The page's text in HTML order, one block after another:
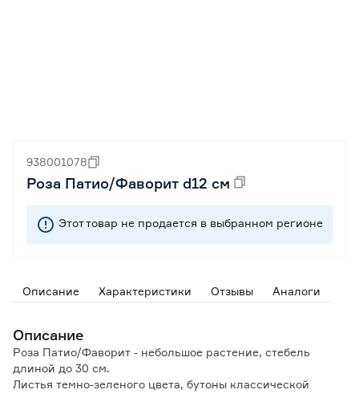
938001078
Роза Патио/Фаворит d12 см
Этот товар не продается в выбранном регионе
Описание Характеристики Отзывы Аналоги
Описание
Роза Патио/Фаворит - небольшое растение, стебель
длиной до 30 см.
Листья темно-зеленого цвета, бутоны классической